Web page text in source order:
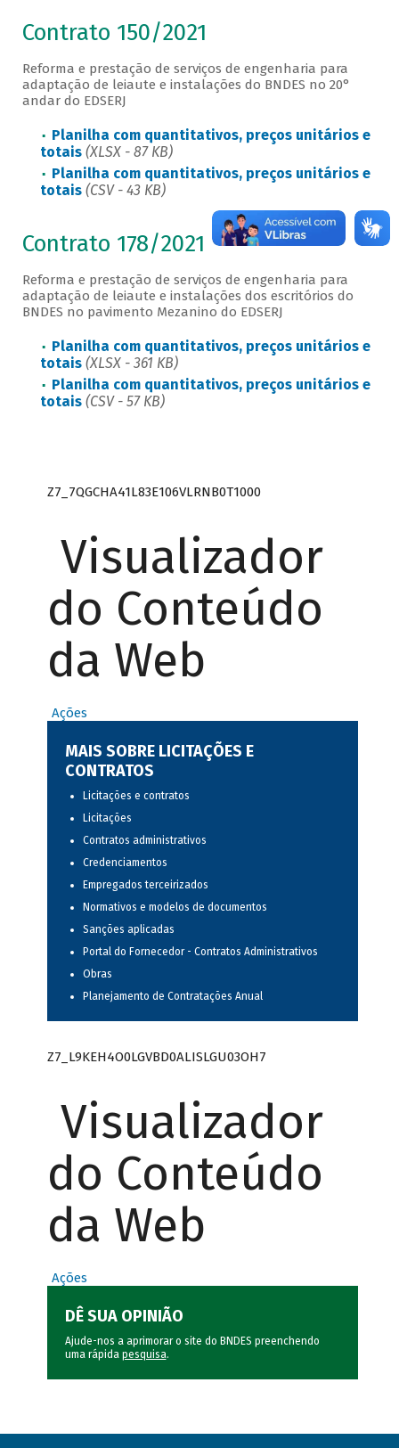
Contrato 150/2021
Reforma e prestação de serviços de engenharia para
adaptação de leiaute e instalações do BNDES no 20°
andar do EDSERJ
Planilha com quantitativos, preços unitários e
totais (XLSX - 87 KB)
Planilha com quantitativos, preços unitários e
totais (CSV - 43 KB)
Contrato 178/2021
Reforma e prestação de serviços de engenharia para
adaptação de leiaute e instalações dos escritórios do
BNDES no pavimento Mezanino do EDSERJ
Planilha com quantitativos, preços unitários e
totais (XLSX - 361 KB)
Planilha com quantitativos, preços unitários e
totais (CSV - 57 KB)
Z7_7QGCHA41L83E106VLRNB0T1000
Visualizador
do Conteúdo
da Web
Ações
MAIS SOBRE LICITAÇÕES E
CONTRATOS
Licitações e contratos
Licitações
Contratos administrativos
Credenciamentos
Empregados terceirizados
Normativos e modelos de documentos
Sanções aplicadas
Portal do Fornecedor - Contratos Administrativos
Obras
Planejamento de Contratações Anual
Z7_L9KEH4O0LGVBD0ALISLGU03OH7
Visualizador
do Conteúdo
da Web
Ações
DÊ SUA OPINIÃO
Ajude-nos a aprimorar o site do BNDES preenchendo
uma rápida pesquisa.